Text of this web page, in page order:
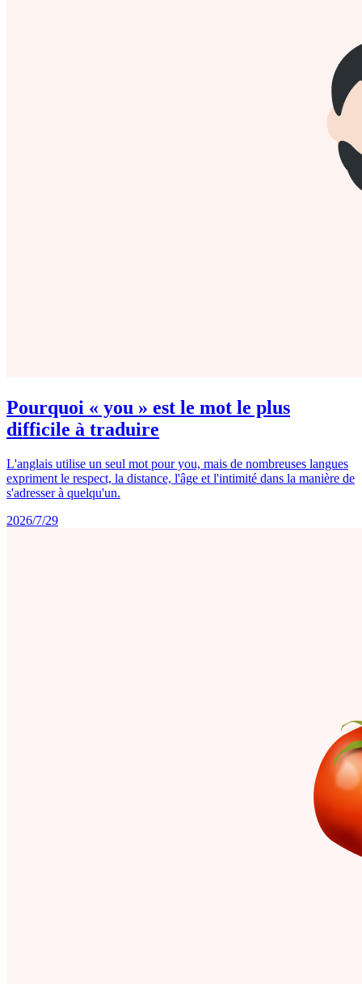
Pourquoi « you » est le mot le plus
difficile à traduire
L'anglais utilise un seul mot pour you, mais de nombreuses langues
expriment le respect, la distance, l'âge et l'intimité dans la manière de
s'adresser à quelqu'un.
2026/7/29